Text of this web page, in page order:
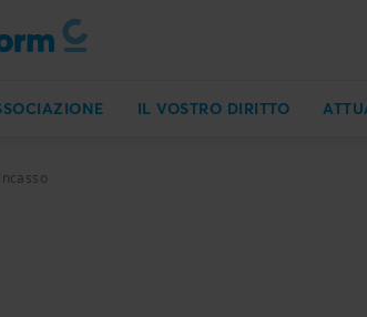
IL VOSTRO DIRITTO
Incasso